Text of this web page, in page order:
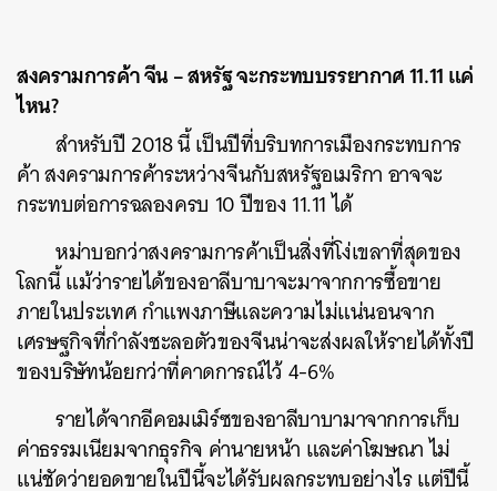
สงครามการค้า จีน – สหรัฐ จะกระทบบรรยากาศ 11.11 แค่
ไหน?
สำหรับปี 2018 นี้ เป็นปีที่บริบทการเมืองกระทบการ
ค้า สงครามการค้าระหว่างจีนกับสหรัฐอเมริกา อาจจะ
กระทบต่อการฉลองครบ 10 ปีของ 11.11 ได้
หม่าบอกว่าสงครามการค้าเป็นสิ่งที่โง่เขลาที่สุดของ
โลกนี้ แม้ว่ารายได้ของอาลีบาบาจะมาจากการซื้อขาย
ภายในประเทศ กำแพงภาษีและความไม่แน่นอนจาก
เศรษฐกิจที่กำลังชะลอตัวของจีนน่าจะส่งผลให้รายได้ทั้งปี
ของบริษัทน้อยกว่าที่คาดการณ์ไว้ 4-6%
รายได้จากอีคอมเมิร์ซของอาลีบาบามาจากการเก็บ
ค่าธรรมเนียมจากธุรกิจ ค่านายหน้า และค่าโฆษณา ไม่
แน่ชัดว่ายอดขายในปีนี้จะได้รับผลกระทบอย่างไร แต่ปีนี้